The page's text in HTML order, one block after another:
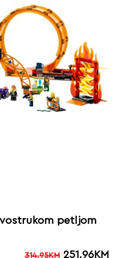
petljom
314.95KM 251.96KM